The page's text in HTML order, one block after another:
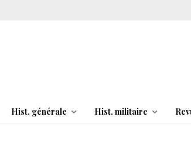
Hist. générale Hist. militaire